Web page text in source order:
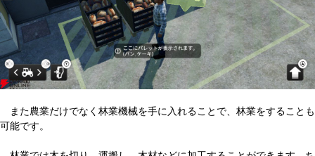
また農業だけでなく林業機械を手に入れることで、林業をすることも
可能です。